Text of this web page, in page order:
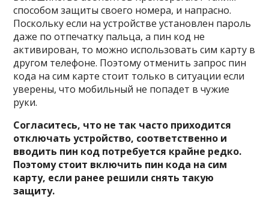
способом защиты своего номера, и напрасно.
Поскольку если на устройстве установлен пароль
даже по отпечатку пальца, а пин код не
активирован, то можно использовать сим карту в
другом телефоне. Поэтому отменить запрос пин
кода на сим карте стоит только в ситуации если
уверены, что мобильный не попадет в чужие
руки.
Согласитесь, что не так часто приходится
отключать устройство, соответственно и
вводить пин код потребуется крайне редко.
Поэтому стоит включить пин кода на сим
карту, если ранее решили снять такую
защиту.